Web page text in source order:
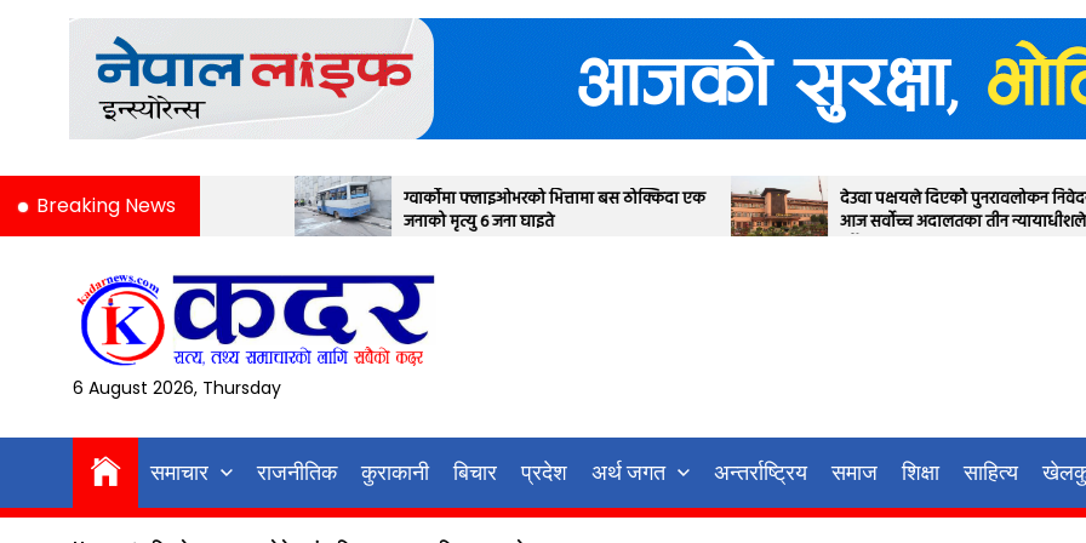
Breaking News
ग्वार्कोमा फ्लाइओभरको भित्तामा बस ठोक्किदा एक
जनाको मृत्यु ६ जना घाइते
देउवा पक्षयले दिएकोे पुनरावलोकन निवेदनमाथि
आज सर्वोच्च अदालतका तीन न्यायाधीशले अध्ययन
6 August 2026, Thursday
समाचार राजनीतिक कुराकानी बिचार प्रदेश अर्थ जगत अन्तर्राष्ट्रिय समाज शिक्षा साहित्य